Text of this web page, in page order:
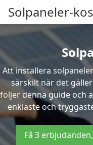
Solpaneler-
Att installera
särskilt när det
följer denna guide och
enklaste och
Få 3